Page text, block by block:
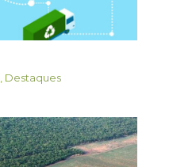
Destaques